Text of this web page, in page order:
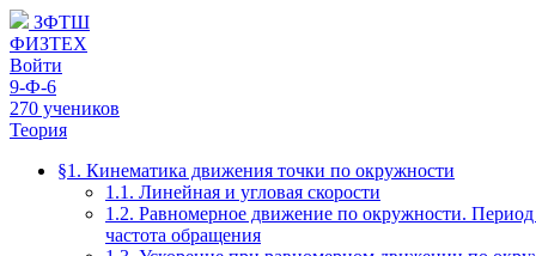
ЗФТШ
ФИЗТЕХ
Войти
9-Ф-6
270 учеников
Теория
§1. Кинематика движения точки по окружности
1.1. Линейная и угловая скорости
1.2. Равномерное движение по окружности.
частота обращения